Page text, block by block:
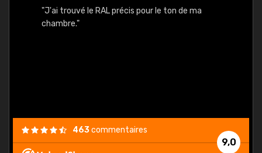
"J'ai trouvé le RAL précis pour le ton de ma
chambre."
9,0
463commentaires